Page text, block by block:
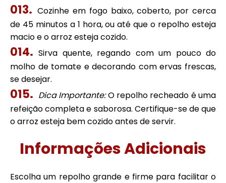
Cozinhe em fogo baixo, coberto, por cerca
de 45 minutos a 1 hora, ou até que o repolho esteja
macio e o arroz esteja cozido.
Sirva quente, regando com um pouco do
molho de tomate e decorando com ervas frescas,
se desejar.
Dica Importante:O repolho recheado é uma
refeição completa e saborosa. Certifique-se de que
o arroz esteja bem cozido antes de servir.
Informações Adicionais
Escolha um repolho grande e firme para facilitar o